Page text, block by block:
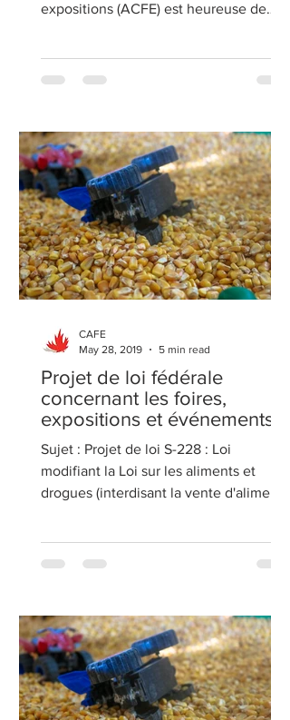
expositions (ACFE) est heureuse de
Projet de loi fédérale
concernant les foires,
expositions et événements
Sujet : Projet de loi S-228 : Loi
modifiant la Loi sur les aliments et
drogues (interdisant la vente d'aliments
CAFE
May 28, 2019
5 min read